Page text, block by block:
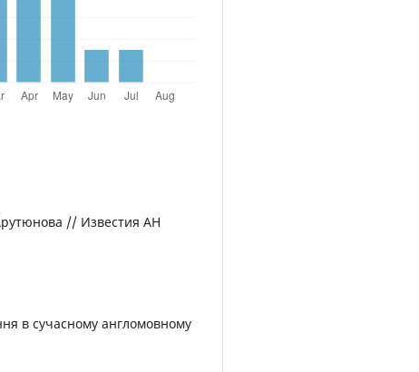
// Известия АН
в сучасному англомовному